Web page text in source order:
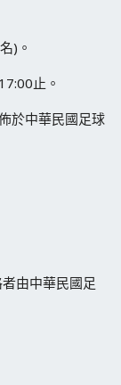
)。
止。
於中華民國足球
由中華民國足